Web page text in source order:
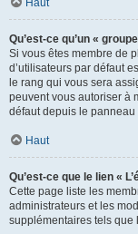
Haut
Qu’est-ce qu’un «
Si vous êtes membre de
d’utilisateurs par défaut
le rang qui vous sera
peuvent vous autoriser à
défaut depuis le panneau
Haut
Qu’est-ce que le lien «
Cette page liste les
administrateurs et les
supplémentaires tels que